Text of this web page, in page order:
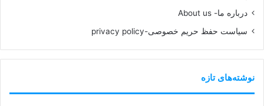
درباره ما- About us
سیاست حفظ حریم خصوصی-privacy policy
نوشته‌های تازه